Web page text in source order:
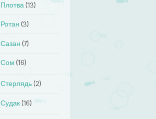
Плотва (13)
Ротан (3)
Сазан (7)
Сом (16)
Стерлядь (2)
Судак (16)